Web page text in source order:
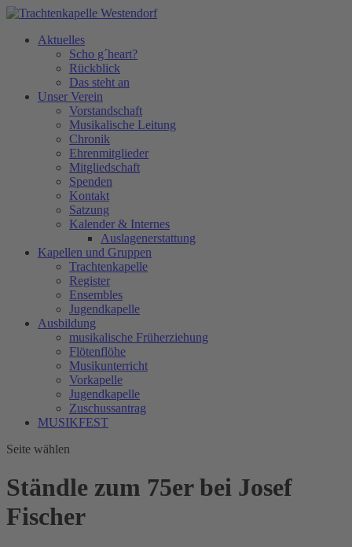
Aktuelles
Scho g´heart?
Rückblick
Das steht an
Unser Verein
Vorstandschaft
Musikalische Leitung
Chronik
Ehrenmitglieder
Mitgliedschaft
Spenden
Kontakt
Satzung
Kalender & Internes
Auslagenerstattung
Kapellen und Gruppen
Trachtenkapelle
Register
Ensembles
Jugendkapelle
Ausbildung
musikalische Früherziehung
Flötenflöhe
Musikunterricht
Vorkapelle
Jugendkapelle
Zuschussantrag
MUSIKFEST
Seite wählen
Ständle zum 75er bei Josef
Fischer